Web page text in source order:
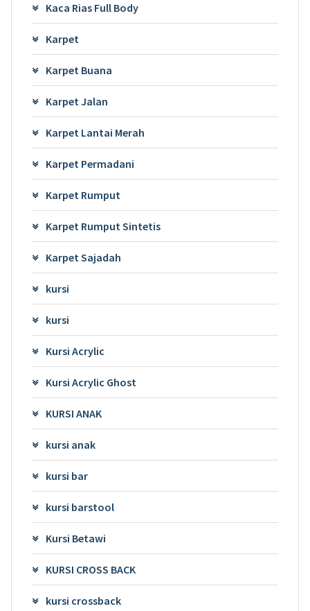
Kaca Rias Full Body
Karpet
Karpet Buana
Karpet Jalan
Karpet Lantai Merah
Karpet Permadani
Karpet Rumput
Karpet Rumput Sintetis
Karpet Sajadah
kursi
kursi
Kursi Acrylic
Kursi Acrylic Ghost
KURSI ANAK
kursi anak
kursi bar
kursi barstool
Kursi Betawi
KURSI CROSS BACK
kursi crossback